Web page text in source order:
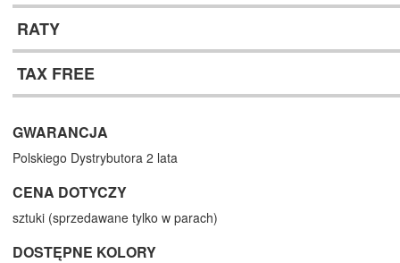
RATY
TAX FREE
GWARANCJA
Polskiego Dystrybutora 2 lata
CENA DOTYCZY
sztuki (sprzedawane tylko w parach)
DOSTĘPNE KOLORY